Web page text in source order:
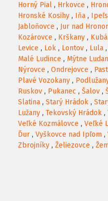
Horný Pial , Hrkovce ,
Hronské Kosihy , Iňa ,
Jabloňovce , Jur nad
Kozárovce , Krškany ,
Levice , Lok , Lontov , Lula ,
Malé Ludince , Mýtne
Nýrovce , Ondrejovce ,
Plavé Vozokany ,
Ruskov , Pukanec , Šalov ,
Slatina , Starý Hrádok ,
Lužany , Tekovský Hrádok ,
Veľké Kozmálovce , Veľké
Ďur , Vyškovce nad Ipľom ,
Zbrojníky , Želiezovce ,